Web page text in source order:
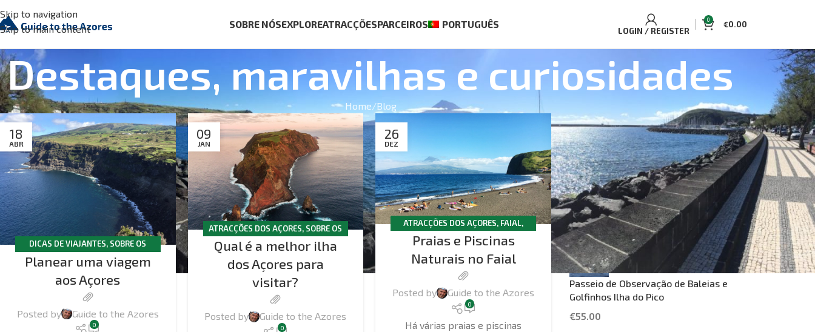
Skip to navigation
Skip to main content
SOBRE NÓSEXPLOREATRACÇÕESPARCEIROS PORTUGUÊS
LOGIN / REGISTER
0 €0.00
Destaques, maravilhas e curiosidades
Home Blog
18
ABR
DICAS DE VIAJANTES, SOBRE OS
AÇORES
Planear uma viagem
aos Açores
Posted by Guide to the Azores
0
09
JAN
ATRACÇÕES DOS AÇORES, SOBRE OS
AÇORES
Qual é a melhor ilha
dos Açores para
visitar?
Posted by Guide to the Azores
0
26
DEZ
ATRACÇÕES DOS AÇORES, FAIAL,
RELAXAR & BEM-ESTAR
Praias e Piscinas
Naturais no Faial
Posted by Guide to the Azores
0
Há várias praias e piscinas
BEST SELLING TOURS AND
ACCOMMODATIONS
Casa Aguaplano Casa de campo
acolhedora
€70.00 Single/Double
Passeio de Observação de Baleias e
Golfinhos Ilha do Pico
€55.00